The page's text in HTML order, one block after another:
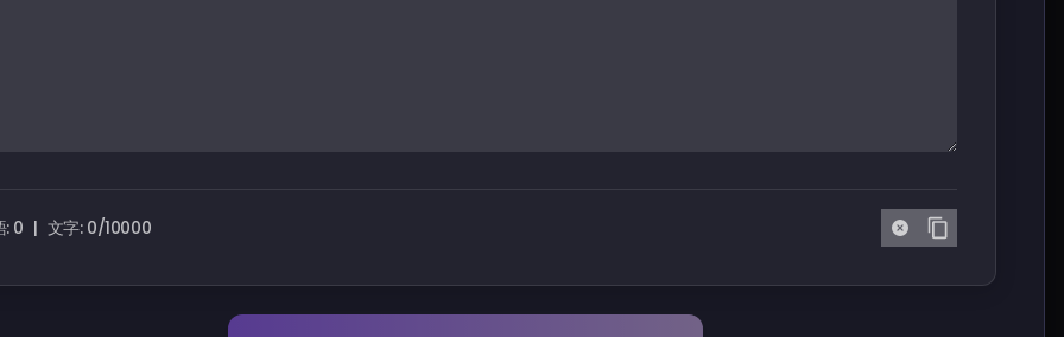
: 0 | 文字: 0/10000